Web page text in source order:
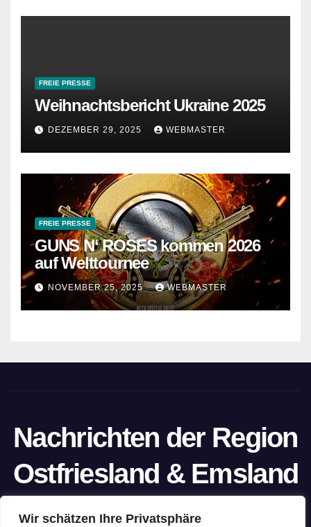
Wir schätzen Ihre Privatsphäre
FREIE PRESSE
Weihnachtsbericht Ukraine 2025
DEZEMBER 29, 2025 WEBMASTER
FREIE PRESSE
GUNS N‘ ROSES kommen 2026
auf Welttournee
NOVEMBER 25, 2025 WEBMASTER
Nachrichten der Region
Ostfriesland & Emsland